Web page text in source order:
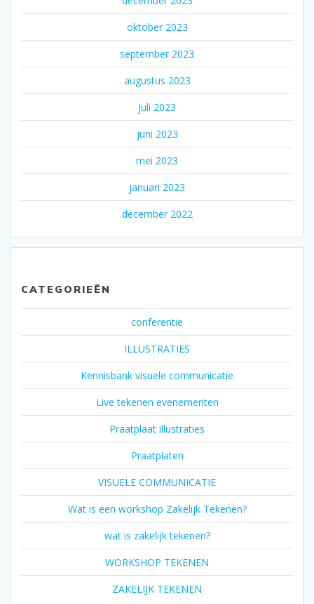
oktober 2023
september 2023
augustus 2023
juli 2023
juni 2023
mei 2023
januari 2023
december 2022
CATEGORIEËN
conferentie
ILLUSTRATIES
Kennisbank visuele communicatie
Live tekenen evenementen
Praatplaat illustraties
Praatplaten
VISUELE COMMUNICATIE
Wat is een workshop Zakelijk Tekenen?
wat is zakelijk tekenen?
WORKSHOP TEKENEN
ZAKELIJK TEKENEN